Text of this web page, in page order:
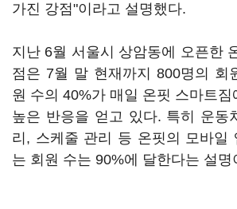
가진 강점"이라고 설명했다.
지난 6월 서울시 상암동에 오픈한
점은 7월 말 현재까지 800명의 회
원 수의 40%가 매일 온핏 스마트
높은 반응을 얻고 있다. 특히 운동
리, 스케줄 관리 등 온핏의 모바일
는 회원 수는 90%에 달한다는 설명